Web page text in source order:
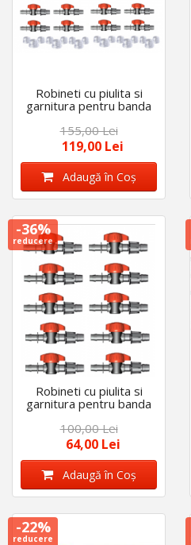
Robineti cu piulita si
garnitura pentru banda
de picurare, diametru 16
mm, set 50 bucati
155,00 Lei
119,00 Lei
Adaugă în Coş
-36%
reducere
Robineti cu piulita si
garnitura pentru banda
de picurare, diametru 16
mm, set 25 bucati
100,00 Lei
64,00 Lei
Adaugă în Coş
-22%
reducere